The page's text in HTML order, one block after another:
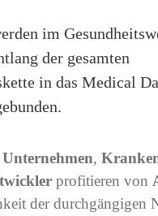
im
der gesamten
in das Medical
,
profitieren von
der durchgängigen